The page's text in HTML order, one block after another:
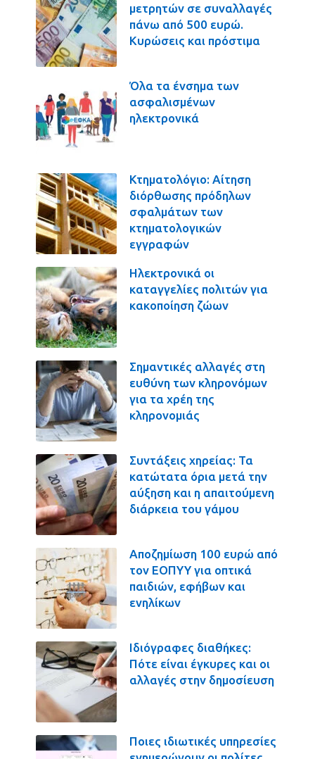
μετρητών σε συναλλαγές
πάνω από 500 ευρώ.
Κυρώσεις και πρόστιμα
Όλα τα ένσημα των
ασφαλισμένων
ηλεκτρονικά
Κτηματολόγιο: Αίτηση
διόρθωσης πρόδηλων
σφαλμάτων των
κτηματολογικών
εγγραφών
Ηλεκτρονικά οι
καταγγελίες πολιτών για
κακοποίηση ζώων
Σημαντικές αλλαγές στη
ευθύνη των κληρονόμων
για τα χρέη της
κληρονομιάς
Συντάξεις χηρείας: Τα
κατώτατα όρια μετά την
αύξηση και η απαιτούμενη
διάρκεια του γάμου
Αποζημίωση 100 ευρώ από
τον ΕΟΠΥΥ για οπτικά
παιδιών, εφήβων και
ενηλίκων
Ιδιόγραφες διαθήκες:
Πότε είναι έγκυρες και οι
αλλαγές στην δημοσίευση
Ποιες ιδιωτικές υπηρεσίες